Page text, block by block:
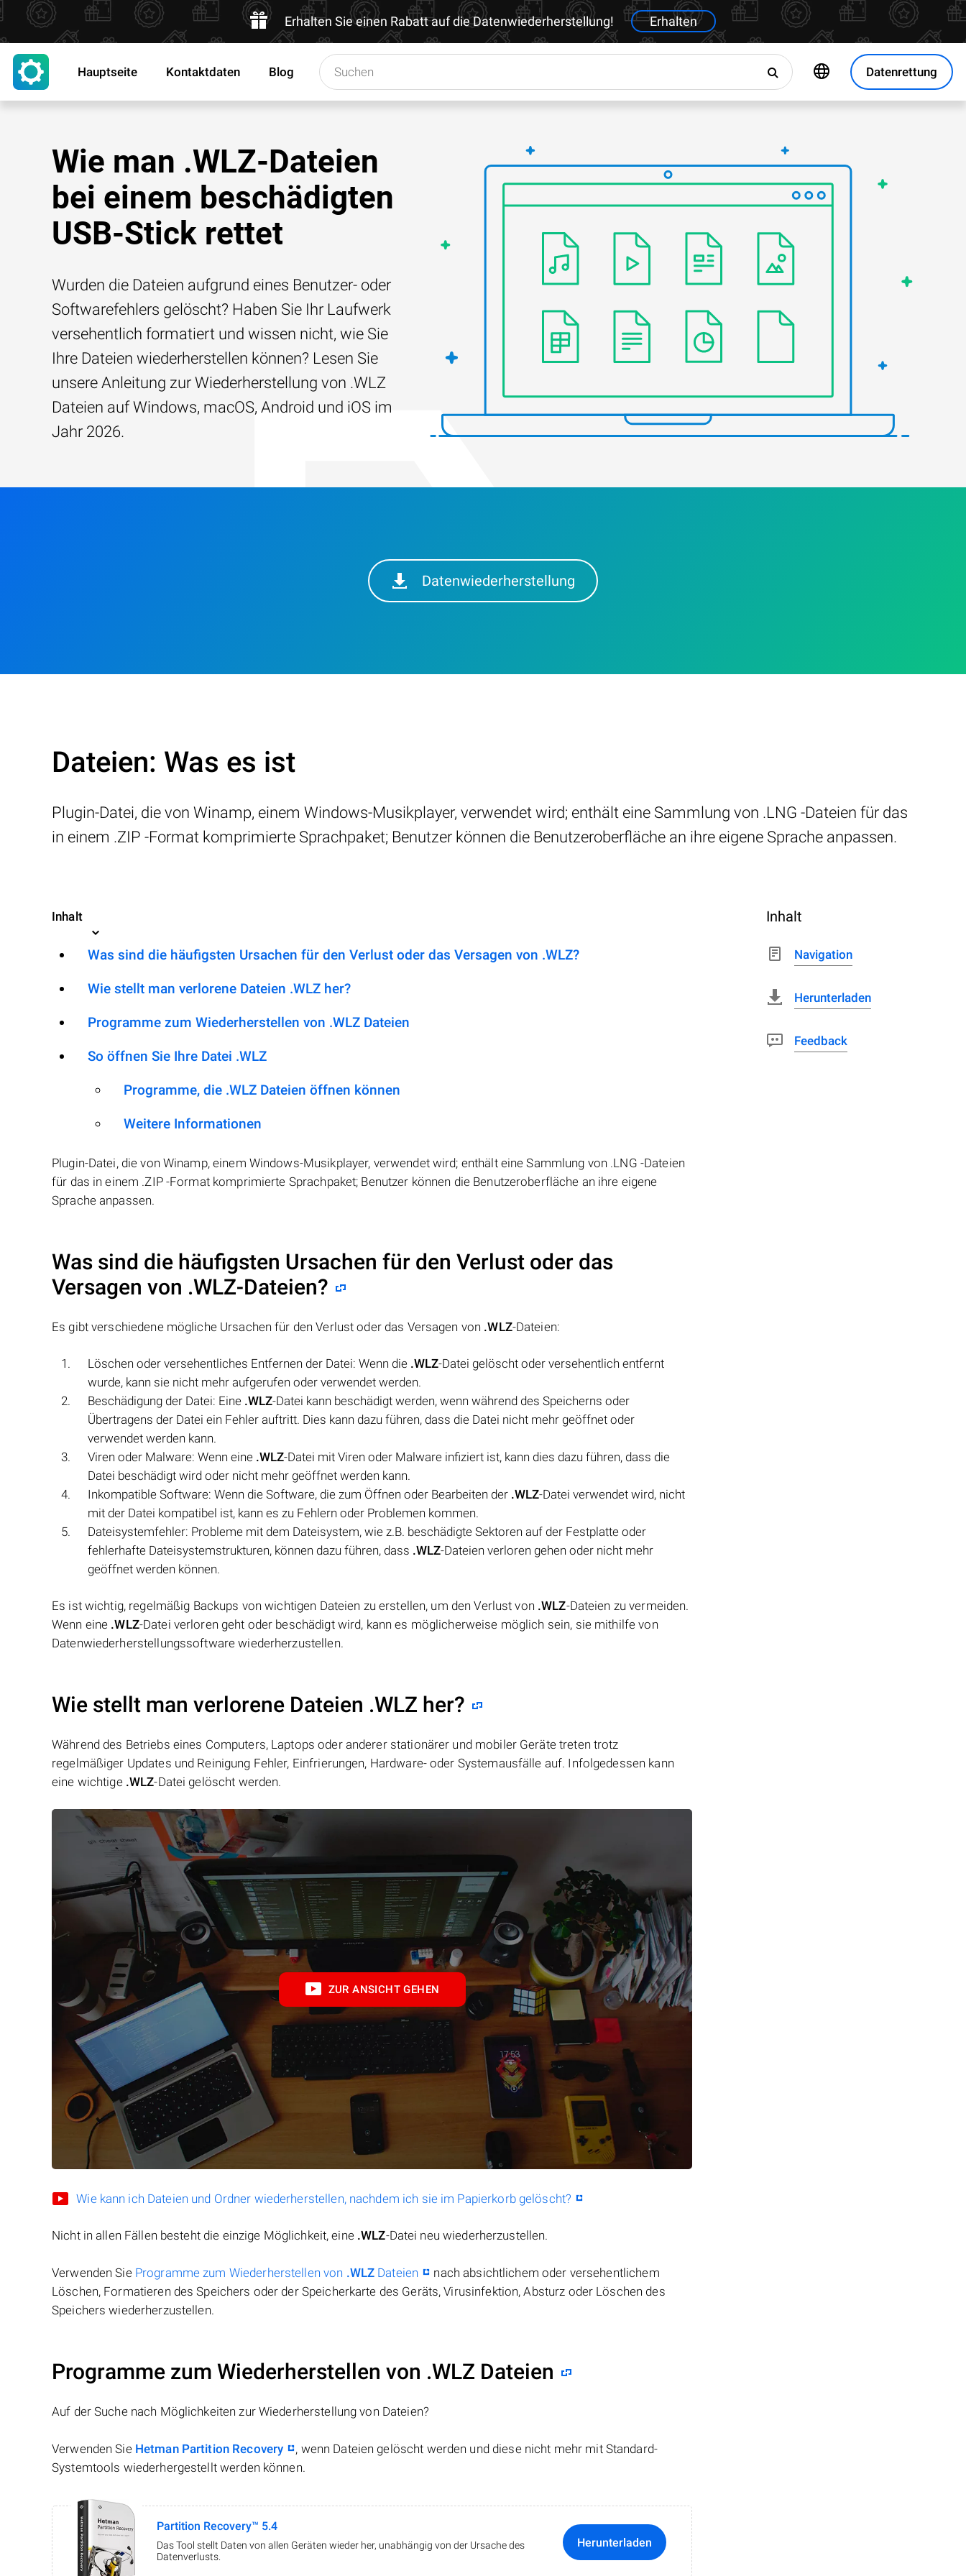
Erhalten Sie einen Rabatt auf die Datenwiederherstellung! Erhalten
Datenrettung
Hauptseite Kontaktdaten Blog
Wie man .WLZ-Dateien
bei einem beschädigten
USB-Stick rettet
Wurden die Dateien aufgrund eines Benutzer- oder
Softwarefehlers gelöscht? Haben Sie Ihr Laufwerk
versehentlich formatiert und wissen nicht, wie Sie
Ihre Dateien wiederherstellen können? Lesen Sie
unsere Anleitung zur Wiederherstellung von .WLZ
Dateien auf Windows, macOS, Android und iOS im
Jahr 2026.
Datenwiederherstellung
Dateien: Was es ist
Plugin-Datei, die von Winamp, einem Windows-Musikplayer, verwendet wird; enthält eine Sammlung von .LNG -Dateien für das
in einem .ZIP -Format komprimierte Sprachpaket; Benutzer können die Benutzeroberfläche an ihre eigene Sprache anpassen.
Inhalt
Was sind die häufigsten Ursachen für den Verlust oder das Versagen von .WLZ?
Wie stellt man verlorene Dateien .WLZ her?
Programme zum Wiederherstellen von .WLZ Dateien
So öffnen Sie Ihre Datei .WLZ
Programme, die .WLZ Dateien öffnen können
Weitere Informationen
Plugin-Datei, die von Winamp, einem Windows-Musikplayer, verwendet wird; enthält eine Sammlung von .LNG -Dateien
für das in einem .ZIP -Format komprimierte Sprachpaket; Benutzer können die Benutzeroberfläche an ihre eigene
Sprache anpassen.
Was sind die häufigsten Ursachen für den Verlust oder das
Versagen von .WLZ-Dateien?
Es gibt verschiedene mögliche Ursachen für den Verlust oder das Versagen von .WLZ-Dateien:
Löschen oder versehentliches Entfernen der Datei: Wenn die .WLZ-Datei gelöscht oder versehentlich entfernt
wurde, kann sie nicht mehr aufgerufen oder verwendet werden.
Beschädigung der Datei: Eine .WLZ-Datei kann beschädigt werden, wenn während des Speicherns oder
Übertragens der Datei ein Fehler auftritt. Dies kann dazu führen, dass die Datei nicht mehr geöffnet oder
verwendet werden kann.
Viren oder Malware: Wenn eine .WLZ-Datei mit Viren oder Malware infiziert ist, kann dies dazu führen, dass die
Datei beschädigt wird oder nicht mehr geöffnet werden kann.
Inkompatible Software: Wenn die Software, die zum Öffnen oder Bearbeiten der .WLZ-Datei verwendet wird, nicht
mit der Datei kompatibel ist, kann es zu Fehlern oder Problemen kommen.
Dateisystemfehler: Probleme mit dem Dateisystem, wie z.B. beschädigte Sektoren auf der Festplatte oder
fehlerhafte Dateisystemstrukturen, können dazu führen, dass .WLZ-Dateien verloren gehen oder nicht mehr
geöffnet werden können.
Es ist wichtig, regelmäßig Backups von wichtigen Dateien zu erstellen, um den Verlust von .WLZ-Dateien zu vermeiden.
Wenn eine .WLZ-Datei verloren geht oder beschädigt wird, kann es möglicherweise möglich sein, sie mithilfe von
Datenwiederherstellungssoftware wiederherzustellen.
Wie stellt man verlorene Dateien .WLZ her?
Während des Betriebs eines Computers, Laptops oder anderer stationärer und mobiler Geräte treten trotz
regelmäßiger Updates und Reinigung Fehler, Einfrierungen, Hardware- oder Systemausfälle auf. Infolgedessen kann
eine wichtige .WLZ-Datei gelöscht werden.
ZUR ANSICHT GEHEN
Wie kann ich Dateien und Ordner wiederherstellen, nachdem ich sie im Papierkorb gelöscht?
Nicht in allen Fällen besteht die einzige Möglichkeit, eine .WLZ-Datei neu wiederherzustellen.
Verwenden Sie Programme zum Wiederherstellen von .WLZ Dateien
nach absichtlichem oder versehentlichem
Löschen, Formatieren des Speichers oder der Speicherkarte des Geräts, Virusinfektion, Absturz oder Löschen des
Speichers wiederherzustellen.
Programme zum Wiederherstellen von .WLZ Dateien
Auf der Suche nach Möglichkeiten zur Wiederherstellung von Dateien?
Verwenden Sie Hetman Partition Recovery
, wenn Dateien gelöscht werden und diese nicht mehr mit Standard-
Systemtools wiederhergestellt werden können.
Partition Recovery™ 5.4
Das Tool stellt Daten von allen Geräten wieder her, unabhängig von der Ursache des
Datenverlusts.
Herunterladen
Inhalt
Navigation
Herunterladen
Feedback